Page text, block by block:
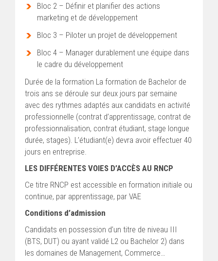
Bloc 2 – Définir et planifier des actions
marketing et de développement
Bloc 3 – Piloter un projet de développement
Bloc 4 – Manager durablement une équipe dans
le cadre du développement
Durée de la formation La formation de Bachelor de
trois ans se déroule sur deux jours par semaine
avec des rythmes adaptés aux candidats en activité
professionnelle (contrat d’apprentissage, contrat de
professionnalisation, contrat étudiant, stage longue
durée, stages). L’étudiant(e) devra avoir effectuer 40
jours en entreprise.
LES DIFFÉRENTES VOIES D’ACCÈS AU RNCP
Ce titre RNCP est accessible en formation initiale ou
continue, par apprentissage, par VAE
Conditions d’admission
Candidats en possession d’un titre de niveau III
(BTS, DUT) ou ayant validé L2 ou Bachelor 2) dans
les domaines de Management, Commerce…